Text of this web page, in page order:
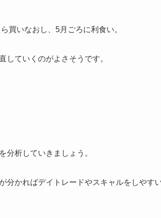
買いなおし、5月ごろに利食い。
していくのがよさそうです。
分析していきましょう。
分かればデイトレードやスキャルをしやす